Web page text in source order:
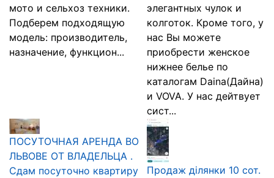
мото и сельхоз техники.
Подберем подходящую
модель: производитель,
назначение, функцион...
элегантных чулок и
колготок. Кроме того, у
нас Вы можете
приобрести женское
нижнее белье по
каталогам Daina(Дайна)
и VOVA. У нас дейтвует
сист...
ПОСУТОЧНАЯ АРЕНДА ВО
ЛЬВОВЕ ОТ ВЛАДЕЛЬЦА .
Сдам посуточно квартиру
Продаж ділянки 10 сот.